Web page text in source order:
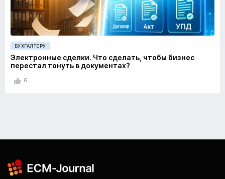
БУХГАЛТЕРУ
Электронные сделки. Что сделать, чтобы бизнес
перестал тонуть в документах?
6